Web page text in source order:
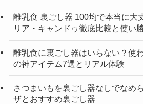
離乳食 裏ごし器 100均で本当に大
リア・キャンドゥ徹底比較と使い
離乳食に裏ごし器はいらない？使
の神アイテム7選とリアル体験
さつまいもを裏ごし器なしでなめ
ザとおすすめ裏ごし器